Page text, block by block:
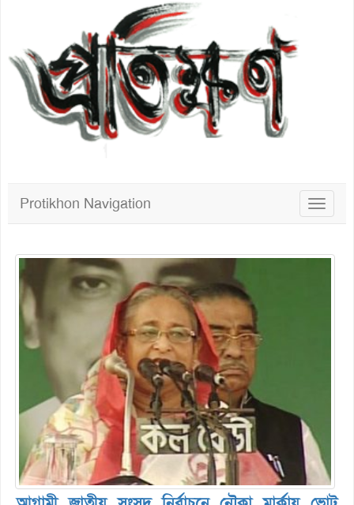
Toggle
Protikhon Navigation